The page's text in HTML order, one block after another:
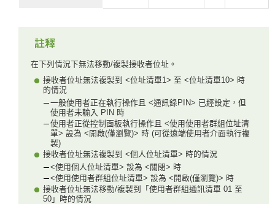
在下列情況下無法移動/複製接收者位址。
接收者位址無法複製到 <位址清單1> 至 <位址清單10> 時
的情況
一般使用者正在執行操作且 <通訊錄PIN> 已經設定，但
使用者未輸入 PIN 時
使用者正從控制面板執行操作且 <使用使用者群組位址清
單> 設為 <開啟(僅瀏覽)> 時 (可從遠端使用者介面執行複
製)
接收者位址無法複製到 <個人位址清單> 時的情況
<使用個人位址清單> 設為 <關閉> 時
<使用使用者群組位址清單> 設為 <開啟(僅瀏覽)> 時
接收者位址無法移動/複製到「使用者群組通訊清單 01 至
50」時的情況